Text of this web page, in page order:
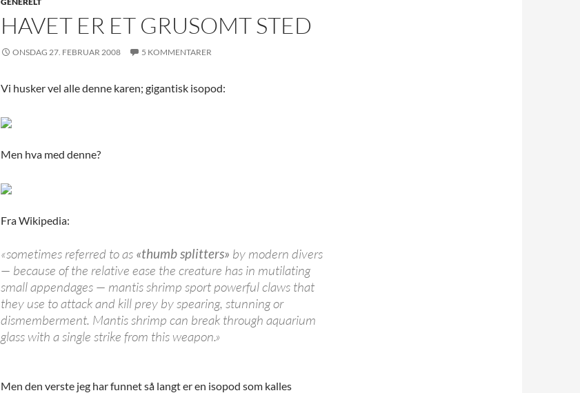
HAVET ER ET GRUSOMT STED
ONSDAG 27. FEBRUAR 2008 5 KOMMENTARER
Vi husker vel alle denne karen; gigantisk isopod:
Men hva med denne?
Fra Wikipedia:
«sometimes referred to as «thumb splitters» by modern divers
— because of the relative ease the creature has in mutilating
small appendages — mantis shrimp sport powerful claws that
they use to attack and kill prey by spearing, stunning or
dismemberment. Mantis shrimp can break through aquarium
glass with a single strike from this weapon.»
Men den verste jeg har funnet så langt er en isopod som kalles